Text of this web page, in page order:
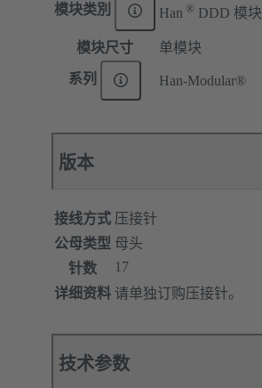
模块类別 Han ® DDD 模块
模块尺寸 单模块
系列 Han-Modular®
版本
接线方式 压接针
公母类型 母头
针数
17
详细资料 请单独订购压接针。
技术参数